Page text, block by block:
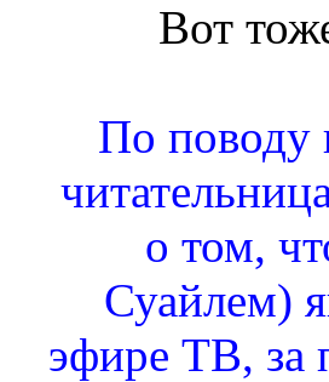
Вот
По поводу
о том,
Суайлем)
эфире ТВ, за